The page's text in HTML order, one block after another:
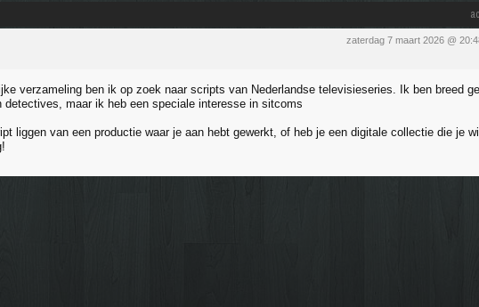
zaterdag 7 maart 2026 @
verzameling ben ik op zoek naar scripts van Nederlandse televisieseries. Ik ben breed
detectives, maar ik heb een speciale interesse in sitcoms
liggen van een productie waar je aan hebt gewerkt, of heb je een digitale collectie die je